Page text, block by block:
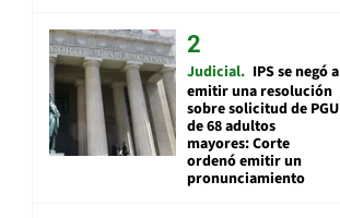
Judicial IPS se negó a
emitir una resolución
sobre solicitud de PGU
de 68 adultos
mayores: Corte
ordenó emitir un
pronunciamiento